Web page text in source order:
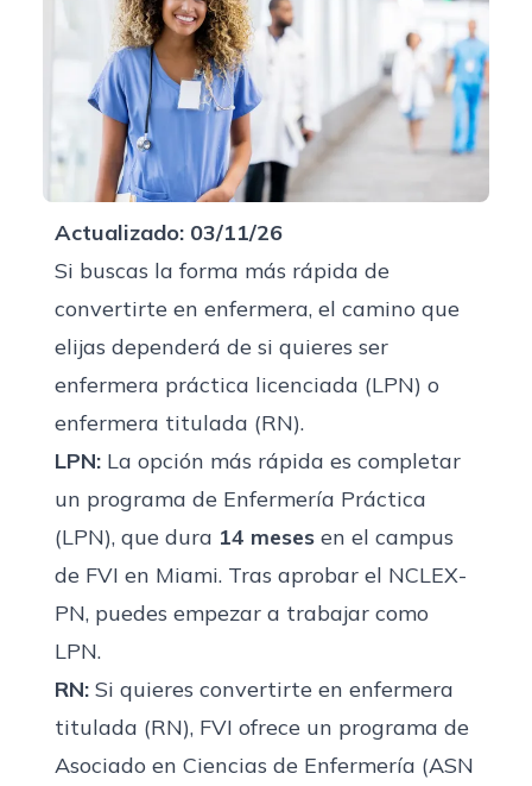
Actualizado: 03/11/26
Si buscas la forma más rápida de
convertirte en enfermera, el camino que
elijas dependerá de si quieres ser
enfermera práctica licenciada (LPN) o
enfermera titulada (RN).
LPN: La opción más rápida es completar
un programa de Enfermería Práctica
(LPN), que dura 14 meses en el campus
de FVI en Miami. Tras aprobar el NCLEX-
PN, puedes empezar a trabajar como
LPN.
RN: Si quieres convertirte en enfermera
titulada (RN), FVI ofrece un programa de
Asociado en Ciencias de Enfermería (ASN